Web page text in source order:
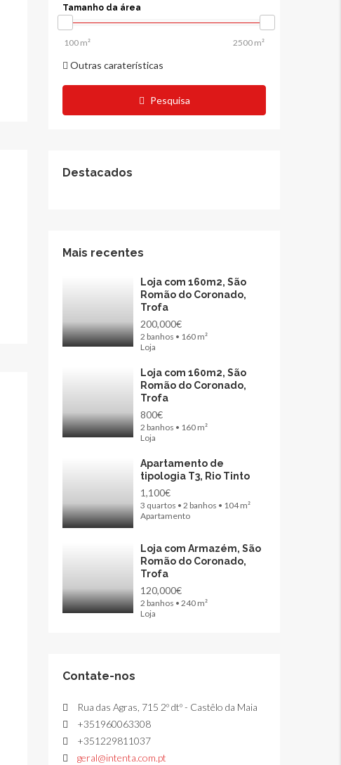
Tamanho da área
Outras caraterísticas
Pesquisa
Destacados
Mais recentes
Loja com 160m2, São
Romão do Coronado,
Trofa
200,000€
2 banhos • 160 m²
Loja
Loja com 160m2, São
Romão do Coronado,
Trofa
800€
2 banhos • 160 m²
Loja
Apartamento de
tipologia T3, Rio Tinto
1,100€
3 quartos • 2 banhos • 104 m²
Apartamento
Loja com Armazém, São
Romão do Coronado,
Trofa
120,000€
2 banhos • 240 m²
Loja
Contate-nos
Rua das Agras, 715 2º dtº - Castêlo da Maia
+351960063308
+351229811037
geral@intenta.com.pt